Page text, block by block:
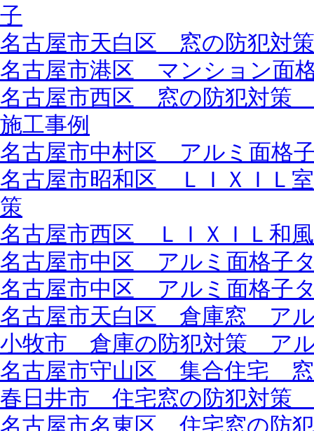
子
名古屋市天白区 窓の防犯
名古屋市港区 マンション
名古屋市西区 窓の防犯対
施工事例
名古屋市中村区 アルミ面格
名古屋市昭和区 ＬＩＸＩＬ
策
名古屋市西区 ＬＩＸＩＬ和
名古屋市中区 アルミ面格子
名古屋市中区 アルミ面格子
名古屋市天白区 倉庫窓 ア
小牧市 倉庫の防犯対策 ア
名古屋市守山区 集合住宅
春日井市 住宅窓の防犯対策
名古屋市名東区 住宅窓の防